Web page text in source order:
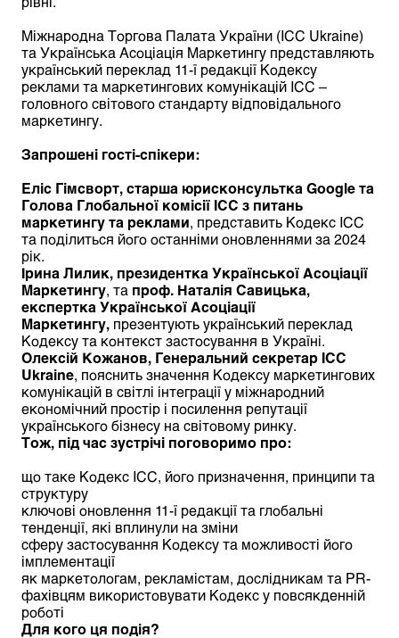
Міжнародна Торгова Палата України (ICC Ukraine)
та Українська Асоціація Маркетингу представляють
український переклад 11-ї редакції Кодексу
реклами та маркетингових комунікацій ICC –
головного світового стандарту відповідального
маркетингу.
Запрошені гості-спікери:
Еліс Гімсворт, старша юрисконсультка Google та
Голова Глобальної комісії ICC з питань
маркетингу та реклами, представить Кодекс ICC
та поділиться його останніми оновленнями за 2024
рік.
Ірина Лилик, президентка Української Асоціації
Маркетингу, та проф. Наталія Савицька,
експертка Української Асоціації
Маркетингу, презентують український переклад
Кодексу та контекст застосування в Україні.
Олексій Кожанов, Генеральний секретар ICC
Ukraine, пояснить значення Кодексу маркетингових
комунікацій в світлі інтеграції у міжнародний
економічний простір і посилення репутації
українського бізнесу на світовому ринку.
Тож, під час зустрічі поговоримо про:
що таке Кодекс ICC, його призначення, принципи та
структуру
ключові оновлення 11-ї редакції та глобальні
тенденції, які вплинули на зміни
сферу застосування Кодексу та можливості його
імплементації
як маркетологам, рекламістам, дослідникам та PR-
фахівцям використовувати Кодекс у повсякденній
роботі
Для кого ця подія?